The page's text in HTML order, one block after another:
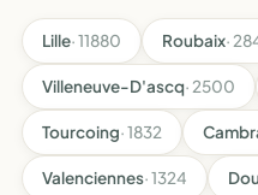
Lille· 11880 Roubaix·
Villeneuve-D'ascq· 2500
Tourcoing· 1832
Valenciennes· 1324